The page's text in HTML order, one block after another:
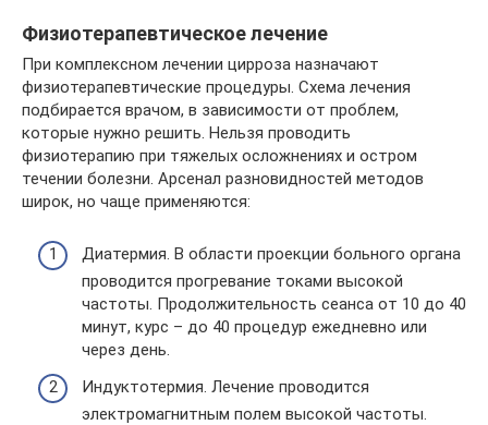
Физиотерапевтическое лечение
При комплексном лечении цирроза назначают
физиотерапевтические процедуры. Схема лечения
подбирается врачом, в зависимости от проблем,
которые нужно решить. Нельзя проводить
физиотерапию при тяжелых осложнениях и остром
течении болезни. Арсенал разновидностей методов
широк, но чаще применяются:
Диатермия. В области проекции больного органа
проводится прогревание токами высокой
частоты. Продолжительность сеанса от 10 до 40
минут, курс – до 40 процедур ежедневно или
через день.
Индуктотермия. Лечение проводится
электромагнитным полем высокой частоты.